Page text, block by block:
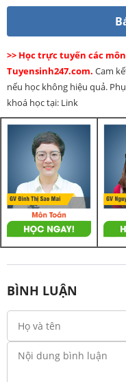
>> Học trực tuyến các
Tuyensinh247.com. Cam
nếu học không hiệu quả.
khoá học tại: Link
BÌNH LUẬN